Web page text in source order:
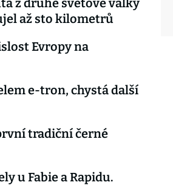
z druhé světové války
až sto kilometrů
Evropy na
e-tron, chystá další
tradiční černé
u Fabie a Rapidu.